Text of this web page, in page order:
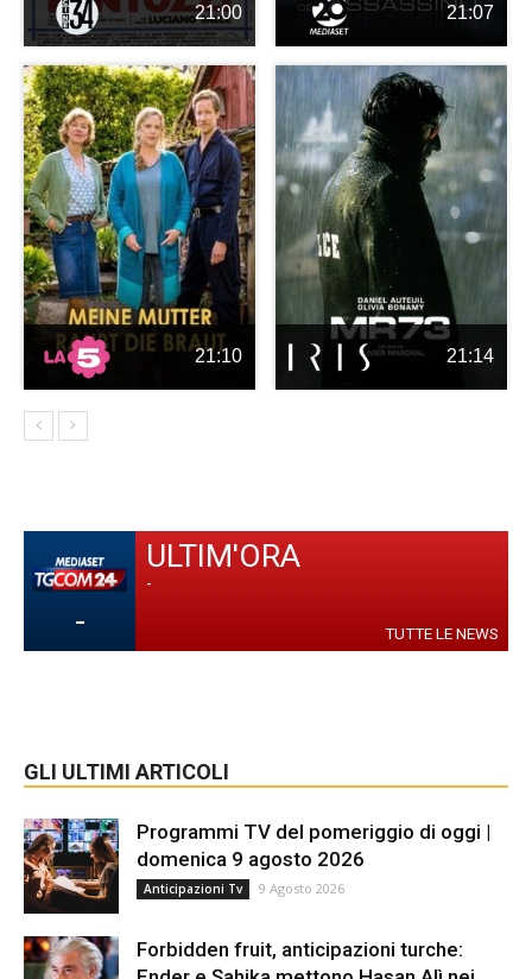
21:00 21:07
21:10 21:14
-
ULTIM'ORA
-
TUTTE LE NEWS
GLI ULTIMI ARTICOLI
Programmi TV del pomeriggio di oggi |
domenica 9 agosto 2026
Anticipazioni Tv 9 Agosto 2026
Forbidden fruit, anticipazioni turche: